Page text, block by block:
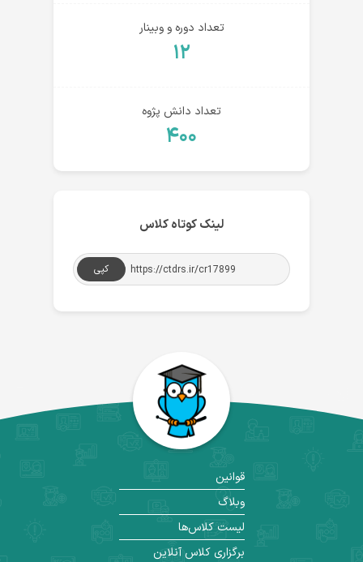
تعداد دوره و وبینار
۱۲
تعداد دانش پژوه
۴۰۰
لینک کوتاه کلاس
کپی
قوانین
وبلاگ
لیست کلاس‌ها
برگزاری کلاس آنلاین